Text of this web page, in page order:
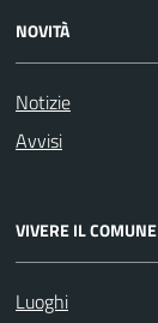
NOVITÀ
Notizie
Avvisi
VIVERE IL COMUNE
Luoghi